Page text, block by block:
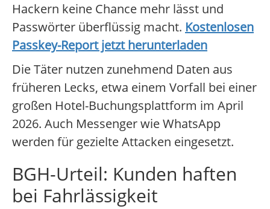
Hackern keine Chance mehr lässt und
Passwörter überflüssig macht. Kostenlosen
Passkey-Report jetzt herunterladen
Die Täter nutzen zunehmend Daten aus
früheren Lecks, etwa einem Vorfall bei einer
großen Hotel-Buchungsplattform im April
2026. Auch Messenger wie WhatsApp
werden für gezielte Attacken eingesetzt.
BGH-Urteil: Kunden haften
bei Fahrlässigkeit